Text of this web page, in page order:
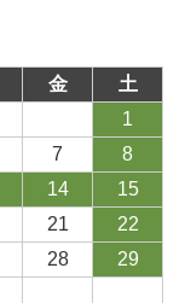
金
土
1
7
8
14
15
21
22
28
29